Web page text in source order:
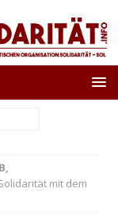
mit dem